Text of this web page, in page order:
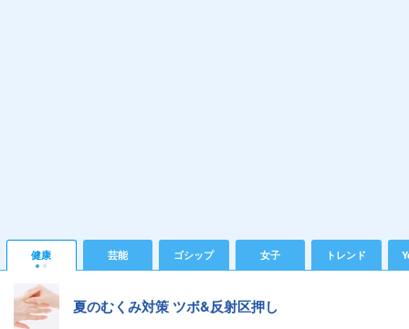
健康 芸能 ゴシップ 女子 トレンド
夏のむくみ対策 ツボ&反射区押し